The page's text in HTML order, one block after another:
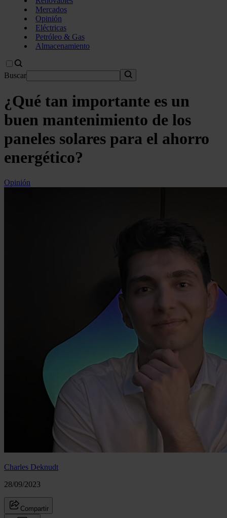
Mercados
Opinión
Eléctricas
Petróleo & Gas
Almacenamiento
Buscar
¿Qué tan importante es un
buen mantenimiento de los
paneles solares para el ahorro
energético?
Opinión
Charles Deknudt
28/09/2023
Compartir